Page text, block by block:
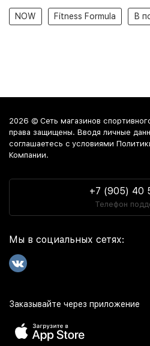
NOW Fitness Formula В
2026 © Сеть магазинов
права защищены. Вводя личные
соглашаетесь c условиями
Компании.
+7 (905) 40
Телефон
Мы в социальных сетях:
Заказывайте через приложение